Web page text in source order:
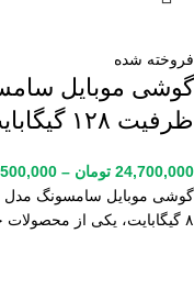
فروخته شده
ظرفیت ۱۲۸ گیگابایت رم ۸ گیگابایت – ویتنام
24,700,000 تومان –
۸ گیگابایت، یکی از محصولات جدید و